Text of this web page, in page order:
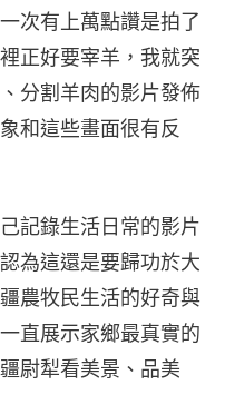
次有上萬點讚是拍了
正好要宰羊，我就突
分割羊肉的影片發佈
和這些畫面很有反
記錄生活日常的影片
為這還是要歸功於大
農牧民生活的好奇與
直展示家鄉最真實的
尉犁看美景、品美